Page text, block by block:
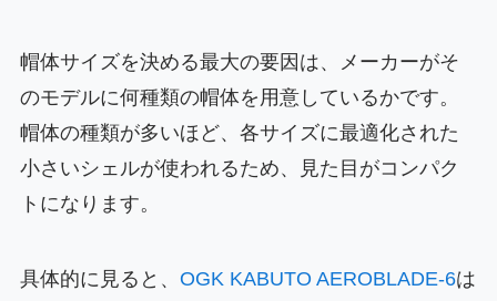
帽体サイズを決める最大の要因は、メーカーがそ
のモデルに何種類の帽体を用意しているかです。
帽体の種類が多いほど、各サイズに最適化された
小さいシェルが使われるため、見た目がコンパク
トになります。
具体的に見ると、 OGK KABUTO AEROBLADE-6は